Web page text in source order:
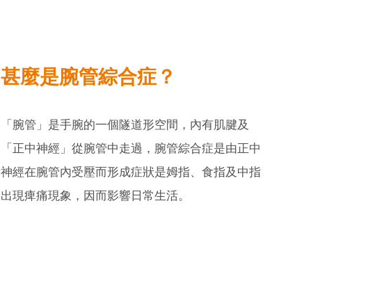
甚麼是腕管綜合症？
「腕管」是手腕的一個隧道形空間，內有肌腱及
「正中神經」從腕管中走過，腕管綜合症是由正中
神經在腕管內受壓而形成症狀是姆指、食指及中指
出現痺痛現象，因而影響日常生活。